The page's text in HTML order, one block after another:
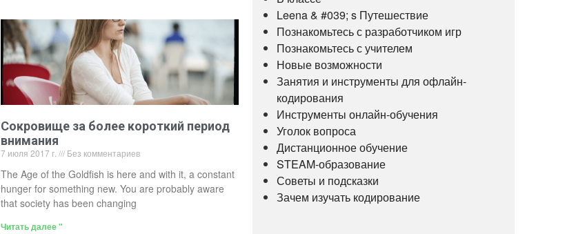
Сокровище за более короткий период
внимания
7 июля 2017 г. Без комментариев
The Age of the Goldfish is here and with it, a constant
hunger for something new. You are probably aware
that society has been changing
Читать далее "
Leena & #039; s Путешествие
Познакомьтесь с разработчиком игр
Познакомьтесь с учителем
Новые возможности
Занятия и инструменты для офлайн-
кодирования
Инструменты онлайн-обучения
Уголок вопроса
Дистанционное обучение
STEAM-образование
Советы и подсказки
Зачем изучать кодирование